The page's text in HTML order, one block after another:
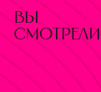
вы
смотрели